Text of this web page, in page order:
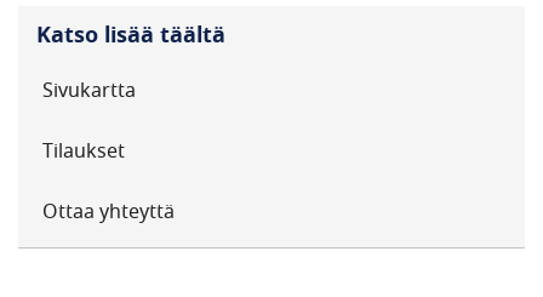
Katso lisää täältä
Sivukartta
Tilaukset
Ottaa yhteyttä